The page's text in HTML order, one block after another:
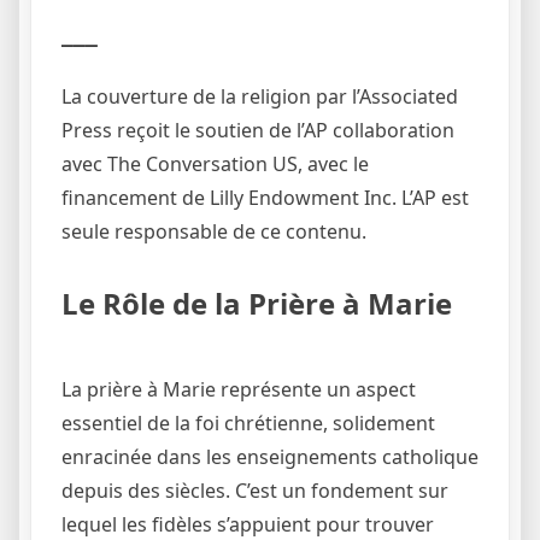
La couverture de la religion par l’Associated
Press reçoit le soutien de l’AP collaboration
avec The Conversation US, avec le
financement de Lilly Endowment Inc. L’AP est
seule responsable de ce contenu.
Le Rôle de la Prière à Marie
La prière à Marie représente un aspect
essentiel de la foi chrétienne, solidement
enracinée dans les enseignements catholique
depuis des siècles. C’est un fondement sur
lequel les fidèles s’appuient pour trouver